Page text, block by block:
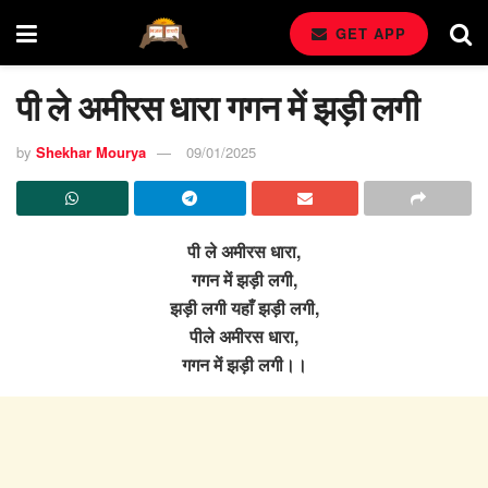
GET APP
पी ले अमीरस धारा गगन में झड़ी लगी
by Shekhar Mourya 09/01/2025
पी ले अमीरस धारा,
गगन में झड़ी लगी,
झड़ी लगी यहाँ झड़ी लगी,
पीले अमीरस धारा,
गगन में झड़ी लगी।।